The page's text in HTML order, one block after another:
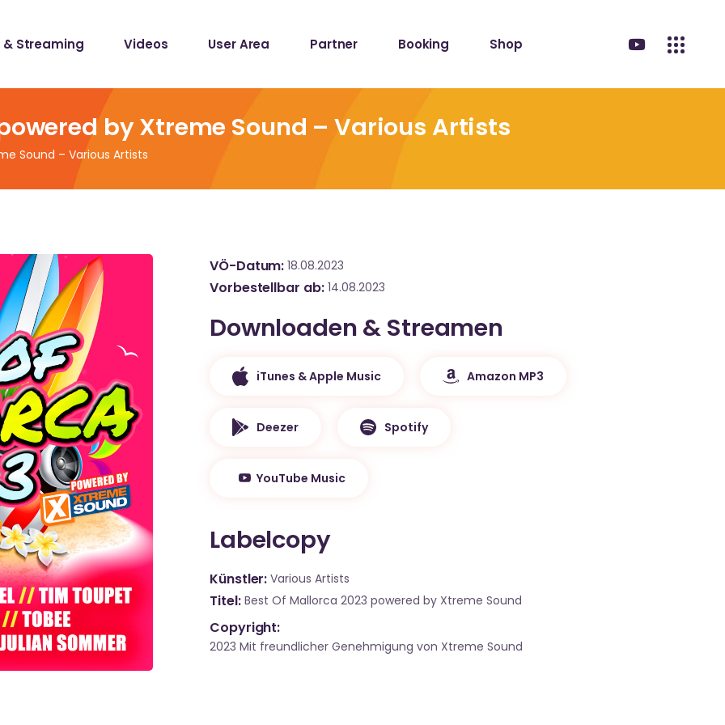
& Streaming Videos User Area Partner Booking Shop
by Xtreme Sound – Various Artists
Sound – Various Artists
VÖ-Datum 18.08.2023
Vorbestellbar ab 14.08.2023
Downloaden & Streamen
iTunes & Apple Music Amazon MP3
Deezer Spotify
YouTube Music
Labelcopy
Künstler Various Artists
Titel Best Of Mallorca 2023 powered by Xtreme Sound
Copyright:
2023 Mit freundlicher Genehmigung von Xtreme Sound